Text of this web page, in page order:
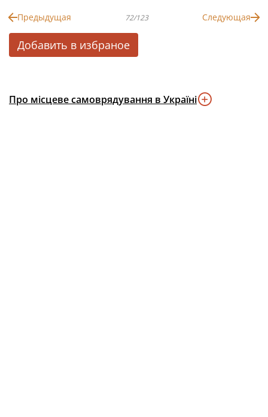
Предыдущая 72/123 Следующая
Добавить в избраное
Про місцеве самоврядування в Україні